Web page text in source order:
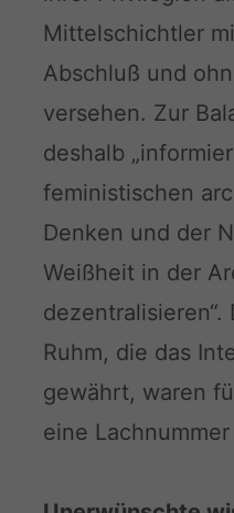
Mittelschichtler
Abschluß und
versehen. Zur
deshalb
feministischen
Denken und der
Weißheit in der
dezentralisieren“.
Ruhm, die das
gewährt, waren
eine